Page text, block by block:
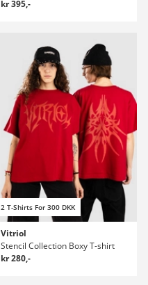
kr 395,-
2 T-Shirts For 300 DKK
Vitriol
Stencil Collection Boxy T-shirt
kr 280,-